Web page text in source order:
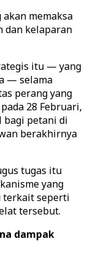
memaksa
dan kelaparan
itu — yang
— selama
perang yang
28 Februari,
bagi petani di
berakhirnya
tugas itu
yang
terkait seperti
tersebut.
dampak